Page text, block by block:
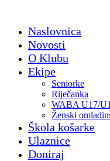
contentNaslovnica
Novosti
O Klubu
Ekipe
Seniorke
Riječanka
WABA U17/
Ženski
Škola košarke
Ulaznice
Doniraj